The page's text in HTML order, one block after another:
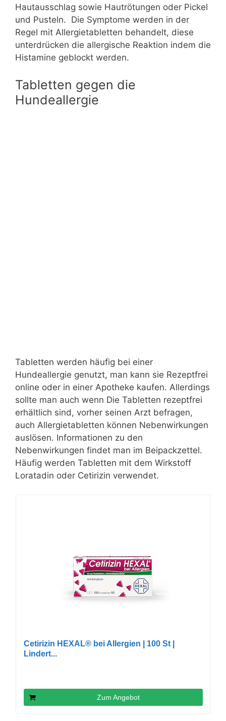
Hautausschlag sowie Hautrötungen oder Pickel
und Pusteln. Die Symptome werden in der
Regel mit Allergietabletten behandelt, diese
unterdrücken die allergische Reaktion indem die
Histamine geblockt werden.
Tabletten gegen die
Hundeallergie
Tabletten werden häufig bei einer
Hundeallergie genutzt, man kann sie Rezeptfrei
online oder in einer Apotheke kaufen. Allerdings
sollte man auch wenn Die Tabletten rezeptfrei
erhältlich sind, vorher seinen Arzt befragen,
auch Allergietabletten können Nebenwirkungen
auslösen. Informationen zu den
Nebenwirkungen findet man im Beipackzettel.
Häufig werden Tabletten mit dem Wirkstoff
Loratadin oder Cetirizin verwendet.
Cetirizin HEXAL® bei Allergien | 100 St |
Lindert...
Zum Angebot